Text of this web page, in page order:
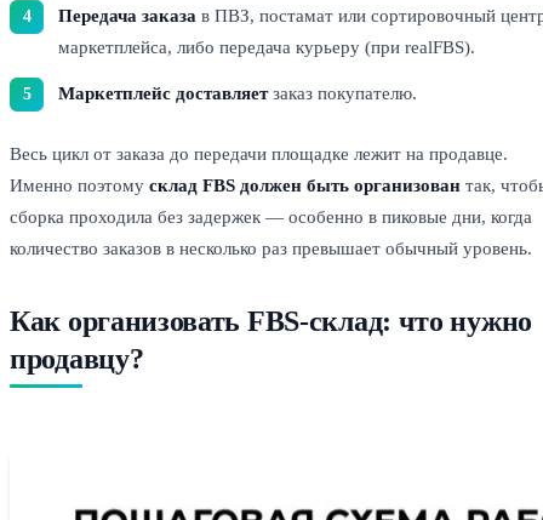
Передача заказа в ПВЗ, постамат или сортировочный
маркетплейса, либо передача курьеру (при realFBS).
Маркетплейс доставляетзаказ покупателю.
Весь цикл от заказа до передачи площадке лежит на продавце.
Именно поэтому склад FBS должен быть организован так,
сборка проходила без задержек — особенно в пиковые дни, когда
количество заказов в несколько раз превышает обычный уровень.
Как организовать FBS-склад: что нужно
продавцу?